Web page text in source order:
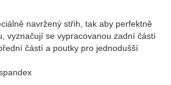
navržený střih, tak aby perfektně
vyznačují se vypracovanou zadní částí
částí a poutky pro jednodušší